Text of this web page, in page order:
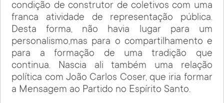
condição de construtor de coletivos com uma
franca atividade de representação pública.
Desta forma, não havia lugar para um
personalismo,mas para o compartilhamento e
para a formação de uma tradição que
continua. Nascia ali também uma relação
política com João Carlos Coser, que iria formar
a Mensagem ao Partido no Espírito Santo.